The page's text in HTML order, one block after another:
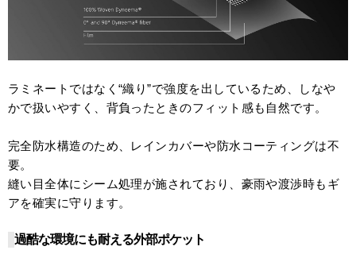
ラミネートではなく“織り”で強度を出しているため、しなや
かで扱いやすく、背負ったときのフィット感も自然です。
完全防水構造のため、レインカバーや防水コーティングは不
要。
縫い目全体にシーム処理が施されており、豪雨や渡渉時もギ
アを確実に守ります。
過酷な環境にも耐える外部ポケット